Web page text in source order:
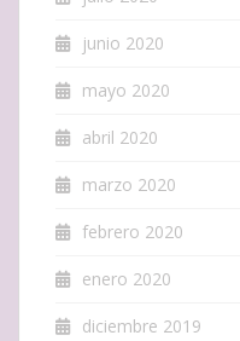
junio 2020
mayo 2020
abril 2020
marzo 2020
febrero 2020
enero 2020
diciembre 2019